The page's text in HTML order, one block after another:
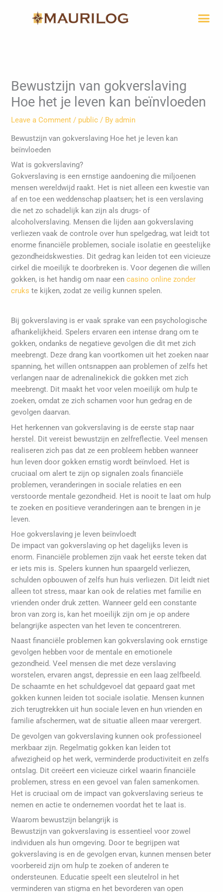
Bewustzijn van gokverslaving
Hoe het je leven kan beïnvloeden
Leave a Comment / public / Byadmin
Bewustzijn van gokverslaving Hoe het je leven kan
beïnvloeden
Wat is gokverslaving?
Gokverslaving is een ernstige aandoening die miljoenen
mensen wereldwijd raakt. Het is niet alleen een kwestie van
af en toe een weddenschap plaatsen; het is een verslaving
die net zo schadelijk kan zijn als drugs- of
alcoholverslaving. Mensen die lijden aan gokverslaving
verliezen vaak de controle over hun spelgedrag, wat leidt tot
enorme financiële problemen, sociale isolatie en geestelijke
gezondheidskwesties. Dit gedrag kan leiden tot een vicieuze
cirkel die moeilijk te doorbreken is. Voor degenen die willen
gokken, is het handig om naar eencasino online zonder
cruks te kijken, zodat ze veilig kunnen spelen.
Bij gokverslaving is er vaak sprake van een psychologische
afhankelijkheid. Spelers ervaren een intense drang om te
gokken, ondanks de negatieve gevolgen die dit met zich
meebrengt. Deze drang kan voortkomen uit het zoeken naar
spanning, het willen ontsnappen aan problemen of zelfs het
verlangen naar de adrenalinekick die gokken met zich
meebrengt. Dit maakt het voor velen moeilijk om hulp te
zoeken, omdat ze zich schamen voor hun gedrag en de
gevolgen daarvan.
Het herkennen van gokverslaving is de eerste stap naar
herstel. Dit vereist bewustzijn en zelfreflectie. Veel mensen
realiseren zich pas dat ze een probleem hebben wanneer
hun leven door gokken ernstig wordt beïnvloed. Het is
cruciaal om alert te zijn op signalen zoals financiële
problemen, veranderingen in sociale relaties en een
verstoorde mentale gezondheid. Het is nooit te laat om hulp
te zoeken en positieve veranderingen aan te brengen in je
leven.
Hoe gokverslaving je leven beïnvloedt
De impact van gokverslaving op het dagelijks leven is
enorm. Financiële problemen zijn vaak het eerste teken dat
er iets mis is. Spelers kunnen hun spaargeld verliezen,
schulden opbouwen of zelfs hun huis verliezen. Dit leidt niet
alleen tot stress, maar kan ook de relaties met familie en
vrienden onder druk zetten. Wanneer geld een constante
bron van zorg is, kan het moeilijk zijn om je op andere
belangrijke aspecten van het leven te concentreren.
Naast financiële problemen kan gokverslaving ook ernstige
gevolgen hebben voor de mentale en emotionele
gezondheid. Veel mensen die met deze verslaving
worstelen, ervaren angst, depressie en een laag zelfbeeld.
De schaamte en het schuldgevoel dat gepaard gaat met
gokken kunnen leiden tot sociale isolatie. Mensen kunnen
zich terugtrekken uit hun sociale leven en hun vrienden en
familie afschermen, wat de situatie alleen maar verergert.
De gevolgen van gokverslaving kunnen ook professioneel
merkbaar zijn. Regelmatig gokken kan leiden tot
afwezigheid op het werk, verminderde productiviteit en zelfs
ontslag. Dit creëert een vicieuze cirkel waarin financiële
problemen, stress en een gevoel van falen samenkomen.
Het is cruciaal om de impact van gokverslaving serieus te
nemen en actie te ondernemen voordat het te laat is.
Waarom bewustzijn belangrijk is
Bewustzijn van gokverslaving is essentieel voor zowel
individuen als hun omgeving. Door te begrijpen wat
gokverslaving is en de gevolgen ervan, kunnen mensen beter
voorbereid zijn om hulp te zoeken of anderen te
ondersteunen. Educatie speelt een sleutelrol in het
verminderen van stigma en het bevorderen van open